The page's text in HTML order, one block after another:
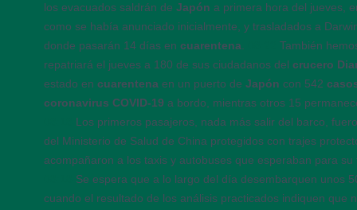
los evacuados saldrán de Japón a primera hora del jueves,
como se había anunciado inicialmente, y trasladados a
donde pasarán 14 días en cuarentena.
También
repatriará el jueves a 180 de sus ciudadanos del crucero
estado en cuarentena en un puerto de Japón con 542
coronavirus COVID-19 a bordo, mientras otros 15
Los primeros pasajeros, nada más salir del barco,
del Ministerio de Salud de China protegidos con trajes
acompañaron a los taxis y autobuses que esperaban para
Se espera que a lo largo del día desembarquen unos
cuando el resultado de los análisis practicados indiquen que